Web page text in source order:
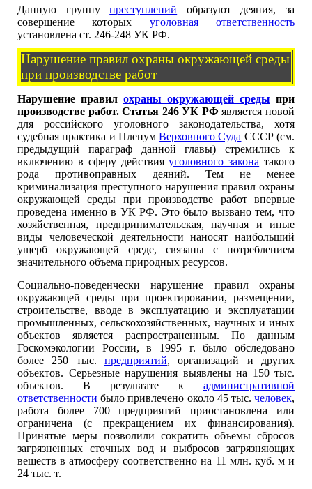
Данную группупреступлений образуют деяния, за
совершение которых уголовная ответственность
установлена ст. 246-248 УК РФ.
Нарушение правил охраны окружающей среды
при производстве работ
Нарушение правил охраны окружающей среды при
производстве работ. Статья 246 УК РФявляется новой
для российского уголовного законодательства, хотя
судебная практика и ПленумВерховного Суда СССР (см.
предыдущий параграф данной главы) стремились к
включению в сферу действияуголовного закона такого
рода противоправных деяний. Тем не менее
криминализация преступного нарушения правил охраны
окружающей среды при производстве работ впервые
проведена именно в УК РФ. Это было вызвано тем, что
хозяйственная, предпринимательская, научная и иные
виды человеческой деятельности наносят наибольший
ущерб окружающей среде, связаны с потреблением
значительного объема природных ресурсов.
Социально-поведенчески нарушение правил охраны
окружающей среды при проектировании, размещении,
строительстве, вводе в эксплуатацию и эксплуатации
промышленных, сельскохозяйственных, научных и иных
объектов является распространенным. По данным
Госкомэкологии России, в 1995 г. было обследовано
более 250 тыс. предприятий, организаций и других
объектов. Серьезные нарушения выявлены на 150 тыс.
объектов. В результате к административной
ответственности было привлечено около 45 тыс. человек,
работа более 700 предприятий приостановлена или
ограничена (с прекращением их финансирования).
Принятые меры позволили сократить объемы сбросов
загрязненных сточных вод и выбросов загрязняющих
веществ в атмосферу соответственно на 11 млн. куб. м и
24 тыс. т.